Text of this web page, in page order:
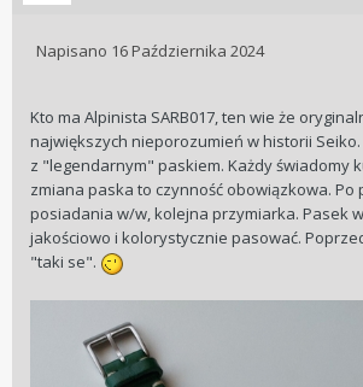
Napisano 16 Października 2024
Kto ma Alpinista SARB017, ten wie że
największych nieporozumień w historii
z "legendarnym" paskiem. Każdy świadomy
zmiana paska to czynność obowiązkowa. Po
posiadania w/w, kolejna przymiarka. Pasek
jakościowo i kolorystycznie pasować.
"taki se".